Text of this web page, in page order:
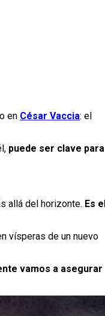
en César Vaccia: el
puede ser clave para
allá del horizonte. Es el
vísperas de un nuevo
vamos a asegurar